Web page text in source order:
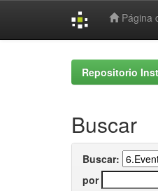
Página
Repositorio
Buscar
Buscar:
por